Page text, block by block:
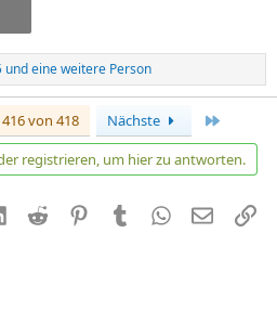
und eine weitere Person
416 von 418 Nächste
registrieren, um hier zu antworten.
LinkedIn
Reddit PinterestTumblr WhatsApp
E-Mail